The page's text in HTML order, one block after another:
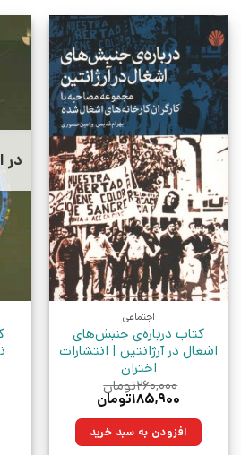
اجتماعی
کتاب درباره‌ی جنبش‌های
اشغال در آرژانتین | انتشارات
اختران
۲۶۰,۰۰۰تومان
قیمت
۲۶۰,۰۰۰تومان
بود.
۱۸۵,۹۰۰تومان
۱۸۵,۹۰۰تومان.افزودن به سبد خرید
در